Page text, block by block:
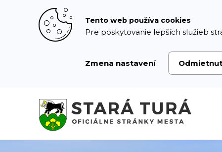
Tento web používa cookies
Pre poskytovanie lepších služieb
Zmena nastavení